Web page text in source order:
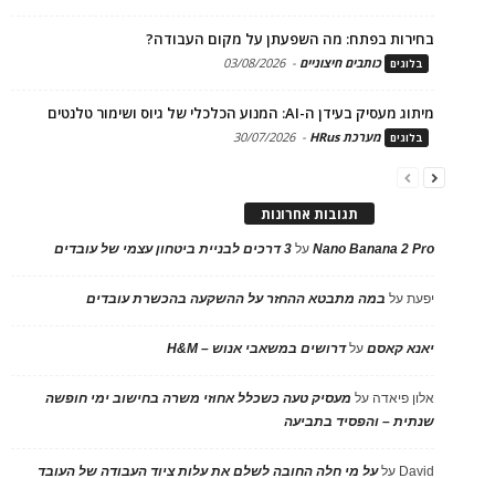
בחירות בפתח: מה השפעתן על מקום העבודה?
בלוגים כותבים חיצוניים -
03/08/2026
מיתוג מעסיק בעידן ה-AI: המנוע הכלכלי של גיוס ושימור טלנטים
בלוגים מערכת HRus -
30/07/2026
תגובות אחרונות
Nano Banana 2 Proעל 3 דרכים לבניית ביטחון עצמי של עובדים
יפעתעל במה מתבטא ההחזר על ההשקעה בהכשרת עובדים
יאנא קאסםעלדרושים במשאבי אנוש – H&M
אלון פיאדה על מעסיק טעה כשכלל אחוזי משרה בחישוב ימי חופשה
שנתית – והפסיד בתביעה
David עלעל מי חלה החובה לשלם את עלות ציוד העבודה של העובד